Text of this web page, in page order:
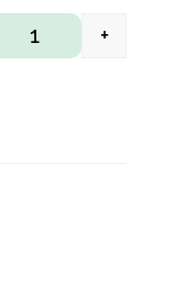
quantité de
+